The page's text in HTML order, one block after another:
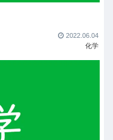
2022.06.04
化学